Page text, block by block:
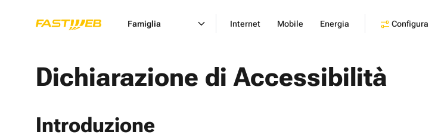
Famiglia Internet Mobile Energia Configura
Dichiarazione di Accessibilità
Introduzione